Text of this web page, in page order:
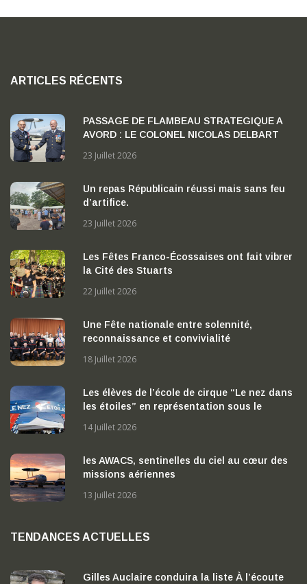
ARTICLES RÉCENTS
PASSAGE DE FLAMBEAU STRATEGIQUE A
AVORD : LE COLONEL NICOLAS DELBART
GEORGES MADON »
23 Juillet 2026
Un repas Républicain réussi mais sans feu
d’artifice.
23 Juillet 2026
Les Fêtes Franco-Écossaises ont fait vibrer
la Cité des Stuarts
22 Juillet 2026
Une Fête nationale entre solennité,
reconnaissance et convivialité
18 Juillet 2026
Les élèves de l’école de cirque “Le nez dans
les étoiles” en représentation sous le
14 Juillet 2026
les AWACS, sentinelles du ciel au cœur des
missions aériennes
13 Juillet 2026
TENDANCES ACTUELLES
Gilles Auclaire conduira la liste À l’écoute